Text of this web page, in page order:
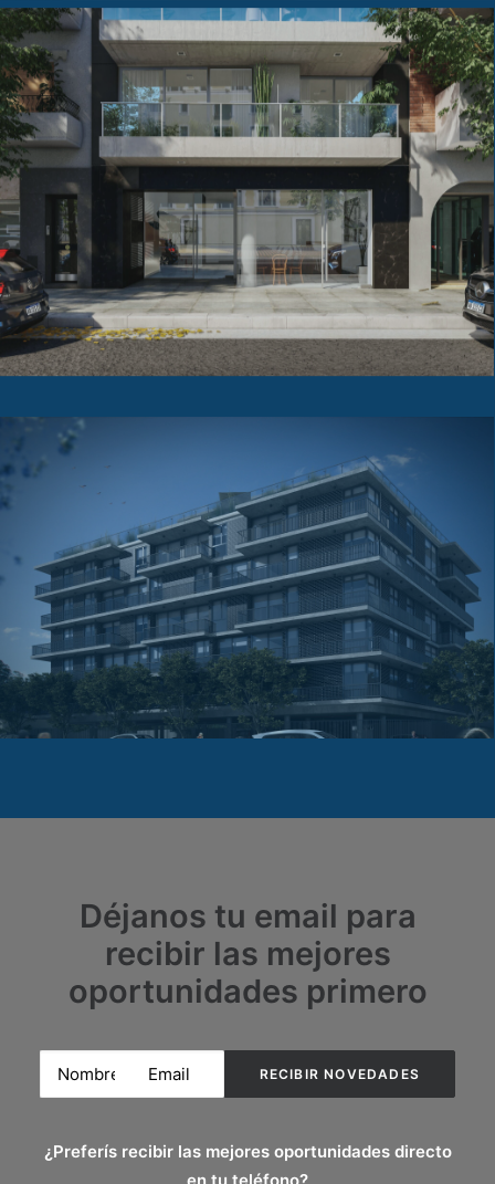
Déjanos tu email para
recibir las mejores
oportunidades primero
¿Preferís recibir las mejores oportunidades directo